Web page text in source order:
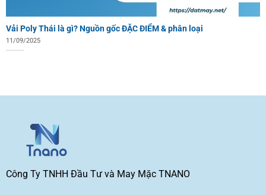
Vải Poly Thái là gì? Nguồn gốc ĐẶC ĐIỂM & phân loại
11/09/2025
Công Ty TNHH Đầu Tư và May Mặc TNANO